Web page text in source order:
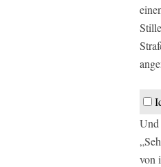
Und
von